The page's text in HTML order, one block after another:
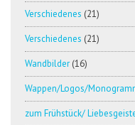
Verschiedenes (21)
Verschiedenes (21)
Wandbilder (16)
Wappen/Logos/
zum Frühstück/